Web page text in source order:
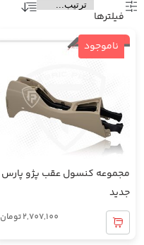
فیلتر‌ها
ناموجود
مجموعه کنسول عقب پژو پارس
جدید
2,707,100تومان